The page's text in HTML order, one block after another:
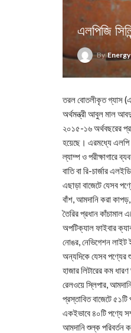
এলপিজি
By
তরল বোতলীকৃত গ্যাস
অর্থমন্ত্রী আবুল মাল
২০১৫-১৬ অর্থবছরের
হয়েছে। এরমধ্যে এলপি
ল্যাম্প ও পরীক্ষাগারে
বাতি বা রি-চার্জার
এছাড়া বাজেটে যেসব
বাঁশ, আমদানি করা কাপড়,
তৈরির প্রধান কাঁচামাল
অপটিক্যাল ফাইবার
নোঙর, নেভিগেশন লাইট
অন্যদিকে যেসব পণ্যের
হাজার লিটারের কম
রেলওয়ে স্লিপার,
প্রস্তাবিত বাজেটে
একইভাবে ৪০টি পণ্যে
আমদানি শুল্ক পরিবর্তন